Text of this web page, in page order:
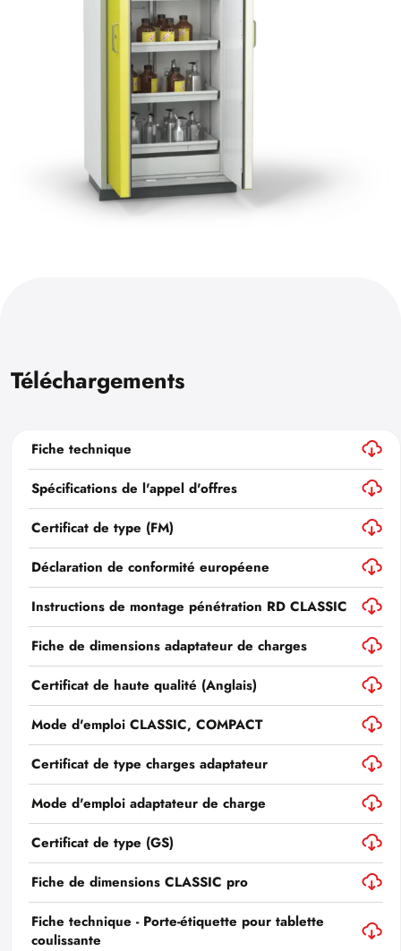
Téléchargements
Fiche technique
Spécifications de l'appel d'offres
Certificat de type (FM)
Déclaration de conformité européene
Instructions de montage pénétration RD CLASSIC
Fiche de dimensions adaptateur de charges
Certificat de haute qualité (Anglais)
Mode d'emploi CLASSIC, COMPACT
Certificat de type charges adaptateur
Mode d'emploi adaptateur de charge
Certificat de type (GS)
Fiche de dimensions CLASSIC pro
Fiche technique - Porte-étiquette pour tablette
coulissante